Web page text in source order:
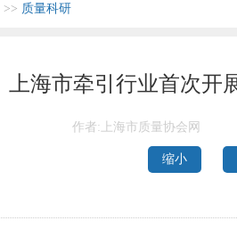
>> 质量科研
上海市牵引行业首次开
作者:上海市质量协会网
缩小